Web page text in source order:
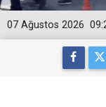
07 Ağustos 2026